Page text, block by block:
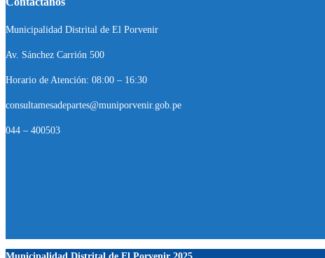
Municipalidad Distrital de El Porvenir
Av. Sánchez Carrión 500
Horario de Atención: 08:00 – 16:30
consultamesadepartes@muniporvenir.gob.pe
044 – 400503